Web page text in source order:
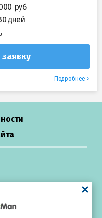
дней
Подробнее